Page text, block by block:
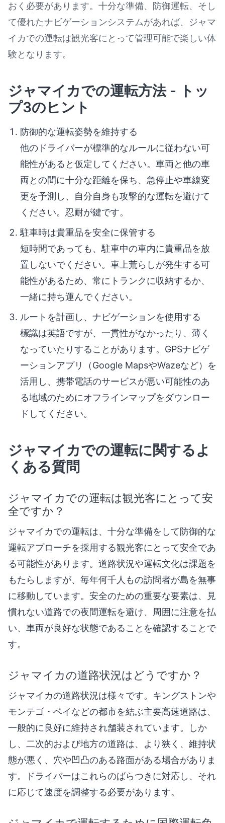
おく必要があります。十分な準備、防御運転、そし
て優れたナビゲーションシステムがあれば、ジャマ
イカでの運転は観光客にとって管理可能で楽しい体
験となります。
ジャマイカでの運転方法 - トッ
プ3のヒント
防御的な運転姿勢を維持する
他のドライバーが標準的なルールに従わない可
能性があると仮定してください。車両と他の車
両との間に十分な距離を保ち、急停止や車線変
更を予測し、自分自身も攻撃的な運転を避けて
ください。忍耐が鍵です。
駐車時は貴重品を安全に保管する
短時間であっても、駐車中の車内に貴重品を放
置しないでください。車上荒らしが発生する可
能性があるため、常にトランクに収納するか、
一緒に持ち運んでください。
ルートを計画し、ナビゲーションを使用する
標識は英語ですが、一貫性がなかったり、薄く
なっていたりすることがあります。GPSナビゲ
ーションアプリ（Google MapsやWazeなど）を
活用し、携帯電話のサービスが悪い可能性のあ
る地域のためにオフラインマップをダウンロー
ドしてください。
ジャマイカでの運転に関するよ
くある質問
ジャマイカでの運転は観光客にとって安
全ですか？
ジャマイカでの運転は、十分な準備をして防御的な
運転アプローチを採用する観光客にとって安全であ
る可能性があります。道路状況や運転文化は課題を
もたらしますが、毎年何千人もの訪問者が島を無事
に移動しています。安全のための重要な要素は、見
慣れない道路での夜間運転を避け、周囲に注意を払
い、車両が良好な状態であることを確認することで
す。
ジャマイカの道路状況はどうですか？
ジャマイカの道路状況は様々です。キングストンや
モンテゴ・ベイなどの都市を結ぶ主要高速道路は、
一般的に良好に維持され舗装されています。しか
し、二次的および地方の道路は、より狭く、維持状
態が悪く、穴や凹凸のある路面がある場合がありま
す。ドライバーはこれらのばらつきに対応し、それ
に応じて速度を調整する必要があります。